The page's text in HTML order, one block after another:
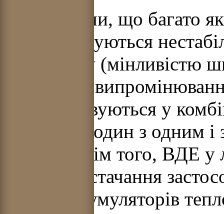
Враховуючи, що багато
характеризуються
потенціалу (мінливістю
сонячного
використовуються у
поєднанні один з одним
енергії. Крім того, ВДЕ
електропостачання
типами акумуляторів